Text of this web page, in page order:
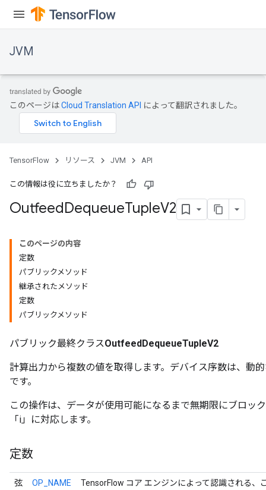
JVM
このページはCloud Translation API によって翻訳されました。
TensorFlow リソース JVM API
この情報は役に立ちましたか？
OutfeedDequeueTupleV2
このページの内容
定数
パブリックメソッド
継承されたメソッド
定数
パブリックメソッド
パブリック最終クラスOutfeedDequeueTupleV2
計算出力から複数の値を取得します。デバイス序数は、動
です。
この操作は、データが使用可能になるまで無期限にブロッ
「i」に対応します。
定数
弦 OP_NAME TensorFlow コア エンジンによって認識される、